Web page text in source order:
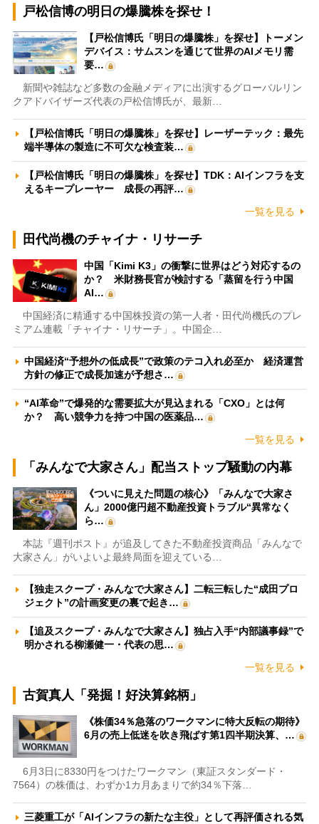
戸松信博の明日の爆騰株を探せ！
【戸松信博氏「明日の爆騰株」を探せ】トーメン
デバイス：サムスンを通じて世界のAIメモリ需
要…
新聞や雑誌など多数の金融メディアに出演するグローバルリン
クアドバイザーズ代表の戸松信博氏が、最新…
【戸松信博氏「明日の爆騰株」を探せ】レーザーテック：最先
端半導体の製造に不可欠な検査装…
【戸松信博氏「明日の爆騰株」を探せ】TDK：AIインフラを支
えるキープレーヤー 成長の再評…
一覧を見る
田代尚機のチャイナ・リサーチ
中国「Kimi K3」の衝撃に世界はどう対応するの
か？ 米財務長官が検討する「蒸留を行う中国
AI…
中国経済に精通する中国株投資の第一人者・田代尚機氏のプレ
ミアム連載「チャイナ・リサーチ」。中国企…
中国経済“予想外の低成長”で政策のテコ入れ必至か 経済運営
方針の修正で成長加速が予想さ…
“AI革命”で爆発的な需要拡大が見込まれる「CXO」とは何
か？ 高い競争力を持つ中国の医薬品…
一覧を見る
「みんなで大家さん」配当ストップ騒動の内幕
《ついに見えた問題の核心》「みんなで大家さ
ん」2000億円超不動産投資トラブル“異常なく
ら…
本誌『週刊ポスト』が追及してきた不動産投資商品「みんなで
大家さん」がいよいよ最終局面を迎えている…
【独走スクープ・みんなで大家さん】二転三転した“成田プロ
ジェクト”の計画変更の裏で起き…
【追及スクープ・みんなで大家さん】独占入手“内部議事録”で
明かされる柳瀬健一・代表の思…
一覧を見る
古賀真人「発掘！好決算銘柄」
《株価34％急落のワークマンに特大反転の期待》
6月の売上低迷を吹き飛ばす第1四半期決算、…
6月3日に8330円をつけたワークマン（東証スタンダード・
7564）の株価は、わずか1カ月あまりで約34％下落…
三菱重工が「AIインフラの新たな主役」として再評価される気